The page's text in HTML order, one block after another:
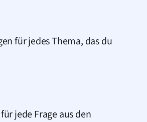
für jedes Thema, das du
jede Frage aus den